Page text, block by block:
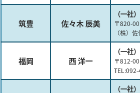
筑豊 佐々木 辰美
（一社
〒820-
（株）
福岡 西 洋一
（一社
〒812-
TEL:092-
（一社